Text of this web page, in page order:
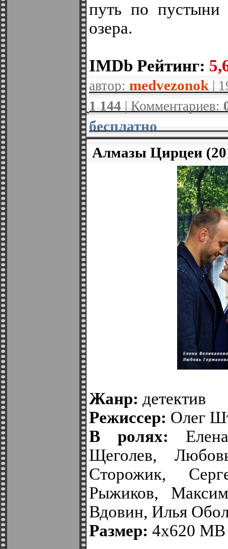
путь по пустыни
озера.
IMDb Рейтинг:
автор: medvezonok |
1 144| Комментариев:
бесплатно
Алмазы Цирцеи
Жанр: детектив
Режиссер: Олег
В ролях:
Щеголев,
Сторожик,
Рыжиков,
Вдовин, Илья
Размер: 4х620 MB